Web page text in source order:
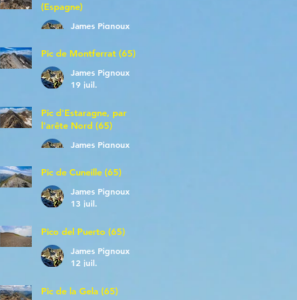
(Espagne)
James Pignoux
Pic de Montferrat (65)
James Pignoux
19 juil.
Pic d'Estaragne, par
l'arête Nord (65)
James Pignoux
Pic de Cuneille (65)
James Pignoux
13 juil.
Pico del Puerto (65)
James Pignoux
12 juil.
Pic de la Gela (65)